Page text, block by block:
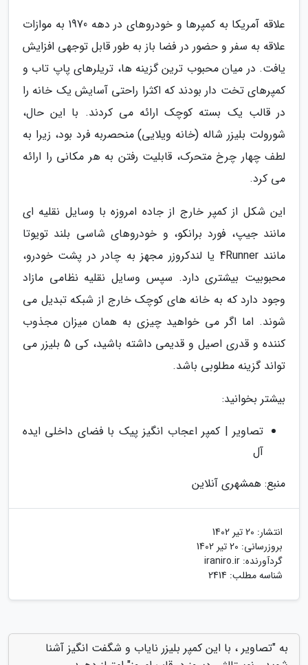
علاقه آمریکا به کمپرها و خودروهای در دهه 1970 به موازات
علاقه به سفر و حضور در فضا باز به طور قابل توجهی افزایش
یافت. در میان محبوب ترین گزینه ها، تریلرهای پاپ تاب و
کمپرهای تخت دار بودند که اکثرا راحتی آسایش یک خانه را
در قالب یک بسته کوچک ارائه می کردند. با این حال،
شورولت بلیزر شاله (خانه ویلایی) منحصربه فرد بود، زیرا به
لطف چهار چرخ متحرک، قابلیت رفتن به هر مکانی را ارائه
می کرد.
این شکل از کمپر خارج از جاده امروزه با وسایل نقلیه ای
مانند جیپ، فورد برانکو، و خودروهای شاسی بلند تویوتا
مانند 4Runner یا لندکروزر مجهز به چادر در پشت خودرو،
محبوبیت بیشتری دارد. سپس وسایل نقلیه نظامی مازاد
وجود دارد که به خانه های کوچک خارج از شبکه تبدیل می
شوند. اما اگر می خواهید چیزی به همان میزان مجذوب
کننده و قدری اصیل و قدیمی داشته باشید، کی 5 بلیزر می
تواند گزینه مطلوبی باشد.
بیشتر بخوانید:
تصاویر | کمپر اعجاب انگیز پیک با فضای داخلی ایده
آل
منبع: همشهری آنلاین
انتشار: 20 تیر 1402
بروزرسانی: 20 تیر 1402
گردآورنده: iraniro.ir
شناسه مطلب: 2414
به "تصاویر ، با این کمپر بلیزر نایاب و شگفت انگیز آشنا